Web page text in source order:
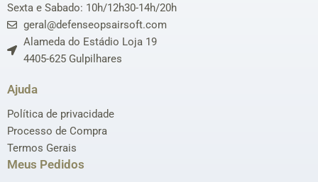
Sexta e Sabado: 10h/12h30-14h/20h
geral@defenseopsairsoft.com
Alameda do Estádio Loja 19
4405-625 Gulpilhares
Ajuda
Política de privacidade
Processo de Compra
Termos Gerais
Meus Pedidos